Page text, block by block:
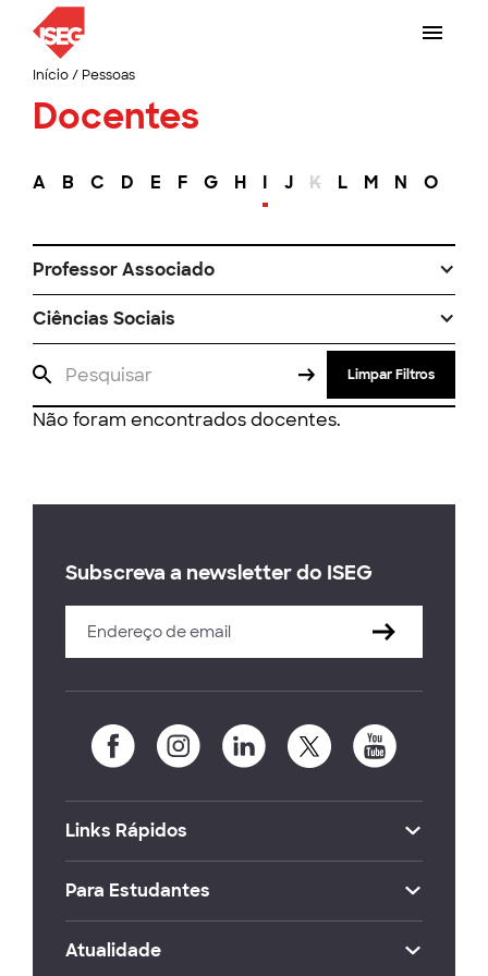
Início/ Pessoas
Docentes
A B C D E F G H I J K L M N O
Professor Associado
Ciências Sociais
Limpar Filtros
Não foram encontrados docentes.
Subscreva a newsletter do ISEG
Links Rápidos
Para Estudantes
Atualidade